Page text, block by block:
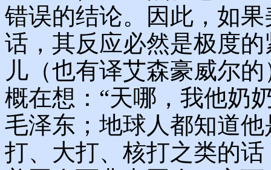
错误的结论。因此，如
话，其反应必然是极度
儿（也有译艾森豪威尔
概在想：“天哪，我他奶
毛泽东；地球人都知道
打、大打、核打之类的